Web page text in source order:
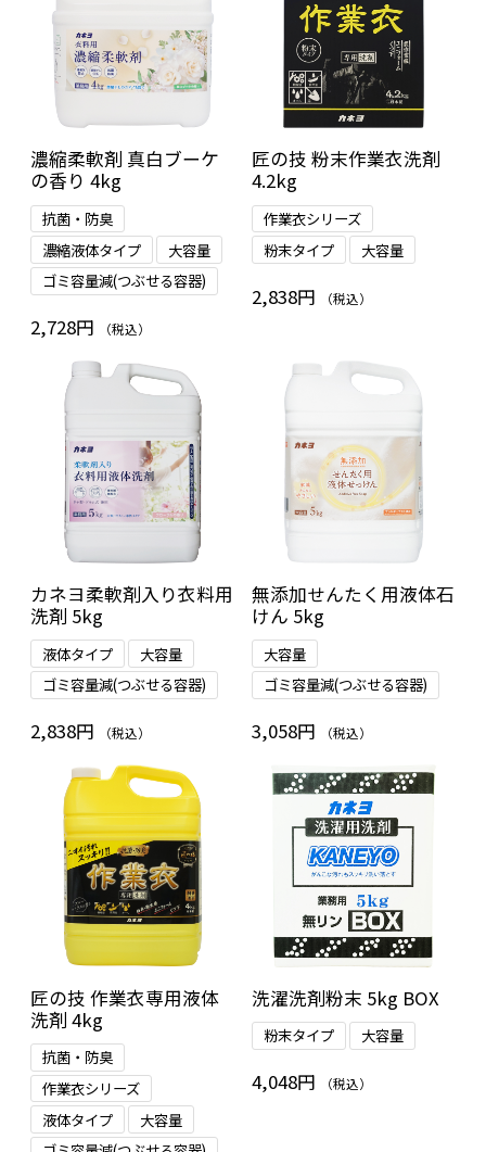
濃縮柔軟剤 真白ブーケ
の香り 4kg
抗菌・防臭
濃縮液体タイプ
大容量
ゴミ容量減(つぶせる容器)
2,728円 （税込）
匠の技 粉末作業衣洗剤
4.2kg
作業衣シリーズ
粉末タイプ
大容量
2,838円 （税込）
カネヨ柔軟剤入り衣料用
洗剤 5kg
液体タイプ
大容量
ゴミ容量減(つぶせる容器)
2,838円 （税込）
無添加せんたく用液体石
けん 5kg
大容量
ゴミ容量減(つぶせる容器)
3,058円 （税込）
匠の技 作業衣専用液体
洗剤 4kg
抗菌・防臭
作業衣シリーズ
液体タイプ
大容量
洗濯洗剤粉末 5kg BOX
粉末タイプ 大容量
4,048円 （税込）